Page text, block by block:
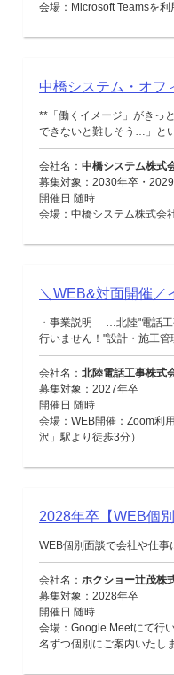
会場：Microsoft Teamsを利
中橋システム・オフ
**「働くイメージ」がきっ
できないと難しそう…」と
会社名： 中橋システム株式
募集対象：2030年卒・
開催日 随時
会場：中橋システム株式会
＼WEB&対面開催／
・事業説明 …北陸"電話工
行いません！"設計・施工管
会社名： 北陸電話工事株式
募集対象：2027年卒
開催日 随時
会場：WEB開催：Zoom利
沢」駅より徒歩3分）
2028年卒【WEB個
WEB個別面談で会社や仕事
会社名： ホクショー辻茂株
募集対象：2028年卒
開催日 随時
会場：Google Meetにて行
名ずつ個別にご案内いたし